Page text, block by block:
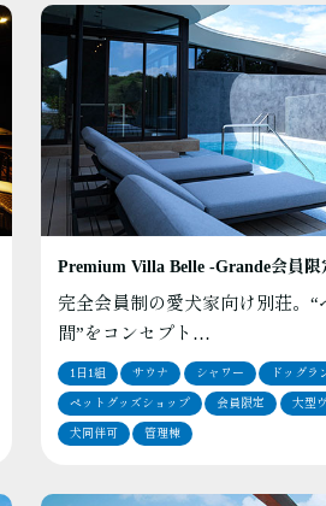
Premium Villa Belle ‐Grande会員限
完全会員制の愛犬家向け別荘。“
間”をコンセプト…
1日1組 サウナ シャワー ドッグラ
ペットグッズショップ 会員限定 大型
犬同伴可 管理棟